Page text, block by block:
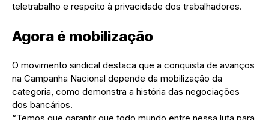
teletrabalho e respeito à privacidade dos trabalhadores.
Agora é mobilização
O movimento sindical destaca que a conquista de avanços
na Campanha Nacional depende da mobilização da
categoria, como demonstra a história das negociações
dos bancários.